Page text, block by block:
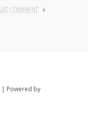
| Powered by